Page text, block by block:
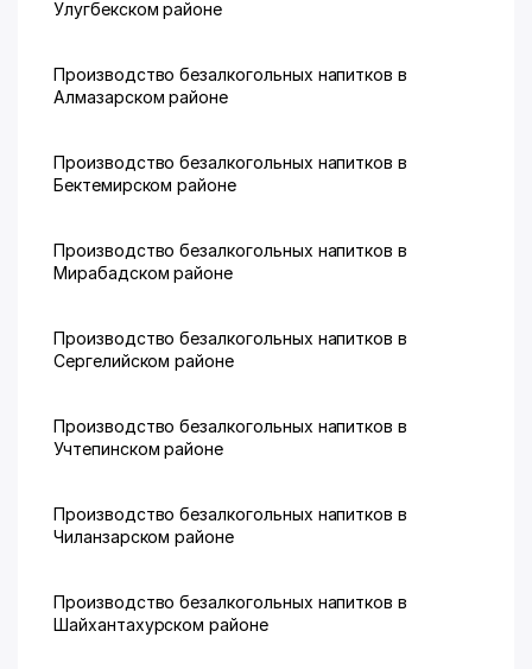
Улугбекском районе
Производство безалкогольных напитков в
Алмазарском районе
Производство безалкогольных напитков в
Бектемирском районе
Производство безалкогольных напитков в
Мирабадском районе
Производство безалкогольных напитков в
Сергелийском районе
Производство безалкогольных напитков в
Учтепинском районе
Производство безалкогольных напитков в
Чиланзарском районе
Производство безалкогольных напитков в
Шайхантахурском районе